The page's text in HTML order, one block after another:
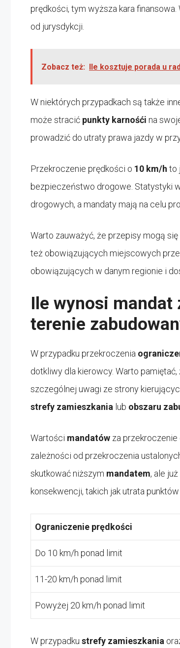
prędkości, tym wyższa kara
od jurysdykcji.
Zobacz też: Ile kosztuje porada u
W niektórych przypadkach są także
może stracić punkty karnośći na
prowadzić do utraty prawa jazdy w
Przekroczenie prędkości o 10 km/h to
bezpieczeństwo drogowe. Statystyki
drogowych, a mandaty mają na celu
Warto zauważyć, że przepisy mogą
też obowiązujących miejscowych
obowiązujących w danym regionie i
Ile wynosi mandat
terenie
W przypadku przekroczenia
dotkliwy dla kierowcy. Warto pamiętać,
szczególnej uwagi ze strony
strefy zamieszkania lub obszaru
Wartości mandatów za przekroczenie
zależności od przekroczenia
skutkować niższym mandatem, ale
konsekwencji, takich jak utrata
Ograniczenie prędkości
Do 10 km/h ponad limit
11-20 km/h ponad limit
Powyżej 20 km/h ponad limit
W przypadku strefy zamieszkania